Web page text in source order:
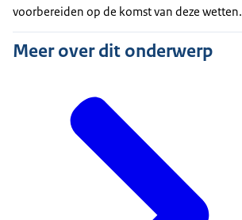
voorbereiden op de komst van deze wetten.
Meer over dit onderwerp